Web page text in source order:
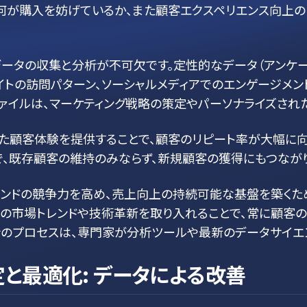
購入を妨げているか、また顧客エクスペリエンス向上
タの収集と分析が不可欠です。定性的なデータ（アン
の訪問パターン、ソーシャルメディアでのエンゲージメ
イルは、マーケティング戦略の策定やパーソナライズさ
顧客体験を提供することで、顧客のリピート率が大幅に
既存顧客の維持のみならず、新規顧客の獲得にもつなが
ドの競争力を高め、売上向上の持続可能な基盤を築く
市場トレンドや技術革新を取り入れることで、常に顧
プロセスは、専門家が分析ツールや最新のデータサイ
最適化: データによる改善